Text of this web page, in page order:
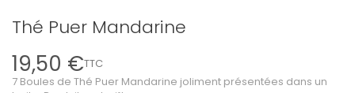
Thé Puer Mandarine
19,50 €TTC
7 Boules de Thé Puer Mandarine joliment présentées dans un